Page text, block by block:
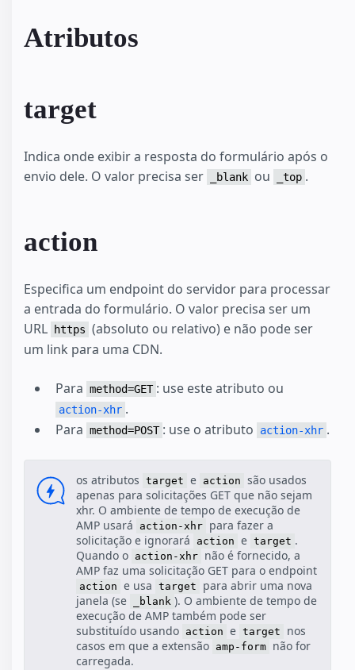
Atributos
target
Indica onde exibir a resposta do formulário após o
envio dele. O valor precisa ser
_blank ou _top .
action
Especifica um endpoint do servidor para processar
a entrada do formulário. O valor precisa ser um
URL
https (absoluto ou relativo) e não pode ser
um link para uma CDN.
Para method=GET : use este atributo ou
action-xhr .
Para method=POST : use o atributo action-xhr .
os atributos target e action são usados
apenas para solicitações GET que não sejam
xhr. O ambiente de tempo de execução de
AMP usará
action-xhr para fazer a
solicitação e ignorará
action e target .
Quando o action-xhr não é fornecido, a
AMP faz uma solicitação GET para o endpoint
action e usa target
para abrir uma nova
janela (se
_blank ). O ambiente de tempo de
execução de AMP também pode ser
substituído usando action e target
nos
casos em que a extensão amp-form não for
carregada.